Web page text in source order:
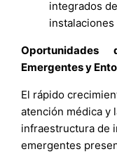
integrados
instalaciones
Oportunidades
Emergentes y
El rápido
atención médica y
infraestructura de
emergentes